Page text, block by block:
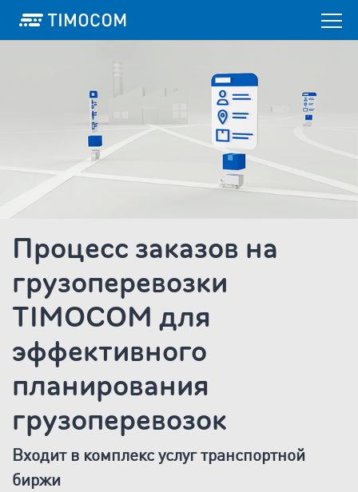
Процесс заказов на
грузоперевозки
TIMOCOM для
эффективного
планирования
грузоперевозок
Входит в комплекс услуг транспортной
биржи